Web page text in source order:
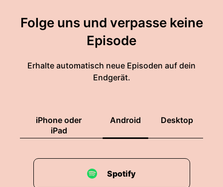
Folge uns und verpasse keine
Episode
Erhalte automatisch neue Episoden auf dein
Endgerät.
iPhone oder
iPad
Android Desktop
Spotify